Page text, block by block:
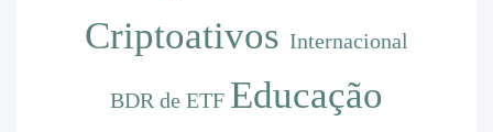
Criptoativos Internacional
BDR de ETF Educação